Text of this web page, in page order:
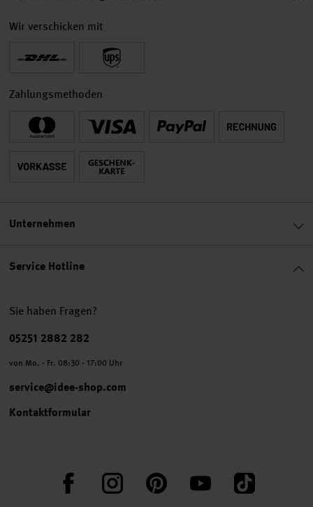
Service Hotline
Sie haben Fragen?
Telefonnummer
05251 2882 282
von Mo. - Fr. 08:30 - 17:00 Uhr
service@idee-shop.com
Kontaktformular
FacebookInstagram PinterestYouTube TikTok
Wir verschicken mit
Zahlungsmethoden
Unternehmen